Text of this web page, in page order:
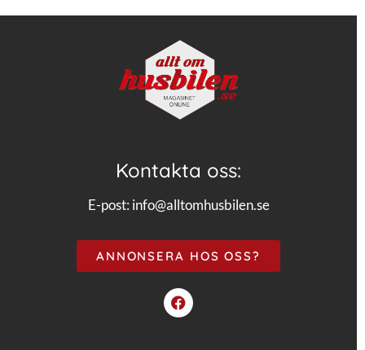
Kontakta oss:
E-post: info@alltomhusbilen.se
ANNONSERA HOS OSS?